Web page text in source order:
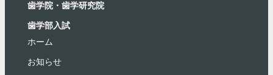
歯学院・⻭学研究院
歯学部入試
ホーム
お知らせ